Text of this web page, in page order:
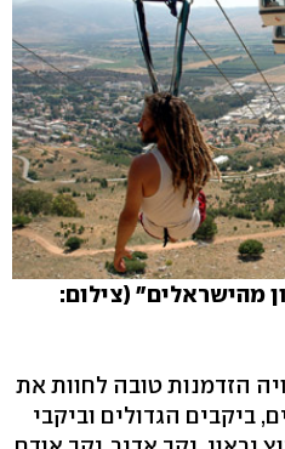
מהישראלים" (צילום:
הזדמנות טובה לחוות את
ביקבים הגדולים וביקבי